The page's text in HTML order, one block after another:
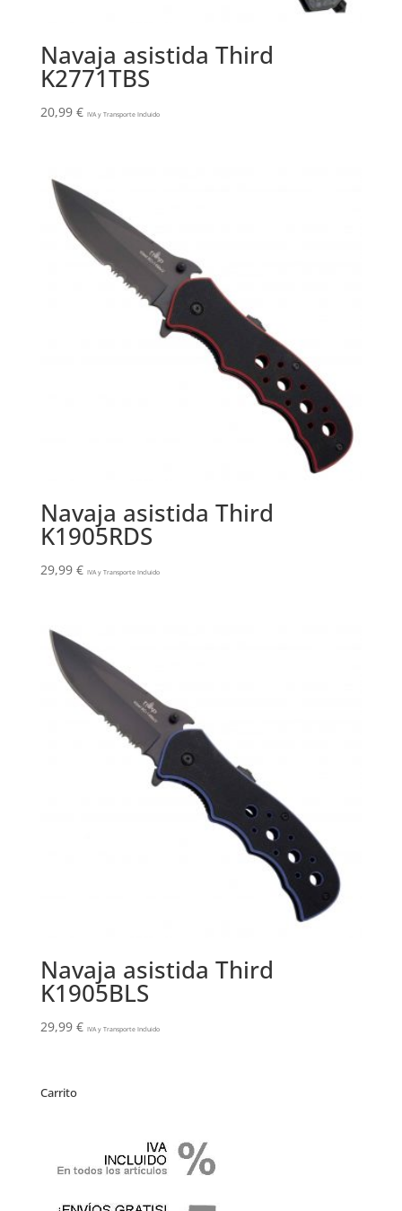
Navaja asistida Third
K2771TBS
20,99 € IVA y Transporte Incluido
Navaja asistida Third
K1905RDS
29,99 € IVA y Transporte Incluido
Navaja asistida Third
K1905BLS
29,99 € IVA y Transporte Incluido
Carrito